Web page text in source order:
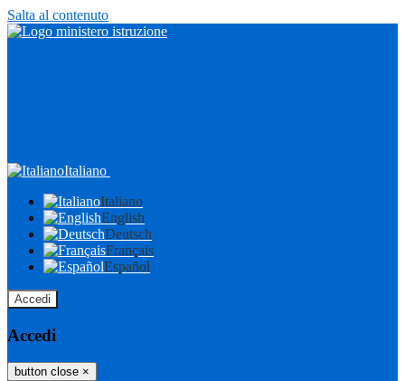
Salta al contenuto
Italiano
Italiano
English
Deutsch
Français
Español
Accedi
Accedi
button close ×